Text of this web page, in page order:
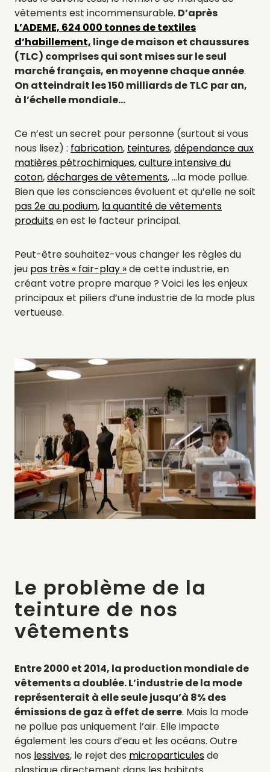
vêtements est incommensurable. D’après
L’ADEME, 624 000 tonnes de textiles
d’habillement, linge de maison et chaussures
(TLC) comprises qui sont mises sur le seul
marché français, en moyenne chaque année.
On atteindrait les 150 milliards de TLC par an,
à l’échelle mondiale…
Ce n’est un secret pour personne (surtout si vous
nous lisez) : fabrication, teintures,dépendance aux
matières pétrochimiques,culture intensive du
coton,décharges de vêtements, …la mode pollue.
Bien que les consciences évoluent et qu’elle ne soit
pas 2e au podium, la quantité de vêtements
produitsen est le facteur principal.
Peut-être souhaitez-vous changer les règles du
jeu pas très « fair-play »de cette industrie, en
créant votre propre marque ? Voici les les enjeux
principaux et piliers d’une industrie de la mode plus
vertueuse.
Le problème de la
teinture de nos
vêtements
Entre 2000 et 2014, la production mondiale de
vêtements a doublée. L’industrie de la mode
représenterait à elle seule jusqu’à 8% des
émissions de gaz à effet de serre. Mais la mode
ne pollue pas uniquement l’air. Elle impacte
également les cours d’eau et les océans. Outre
nos lessives, le rejet des microparticulesde